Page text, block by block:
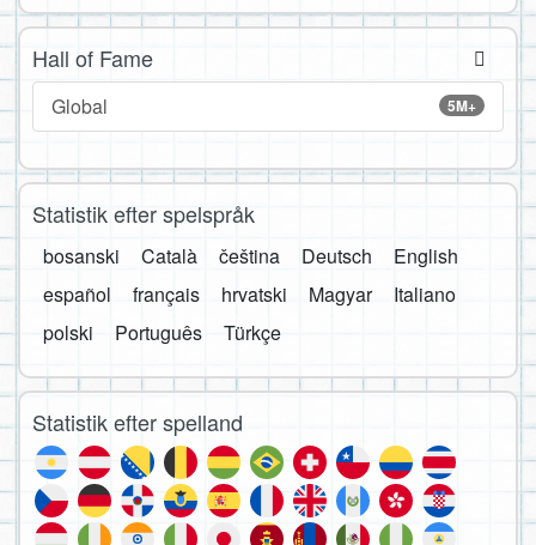
Hall of Fame
5M+
Global
Statistik efter spelspråk
bosanski Català čeština Deutsch
English
español
français hrvatski Magyar
Italiano
polski
Português Türkçe
Statistik efter spelland